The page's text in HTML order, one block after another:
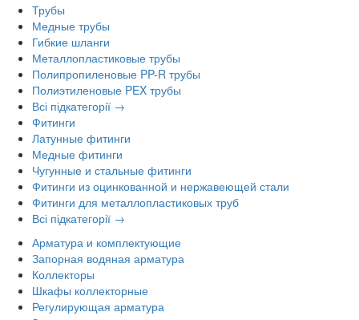
Трубы
Медные трубы
Гибкие шланги
Металлопластиковые трубы
Полипропиленовые PP-R трубы
Полиэтиленовые PEX трубы
Всі підкатегорії →
Фитинги
Латунные фитинги
Медные фитинги
Чугунные и стальные фитинги
Фитинги из оцинкованной и нержавеющей стали
Фитинги для металлопластиковых труб
Всі підкатегорії →
Арматура и комплектующие
Запорная водяная арматура
Коллекторы
Шкафы коллекторные
Регулирующая арматура